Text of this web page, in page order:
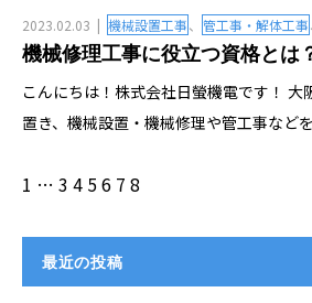
2023.02.03 機械設置工事、 管工事・解体工事
機械修理工事に役立つ資格とは
こんにちは！株式会社日螢機電です！ 大
置き、機械設置・機械修理や管工事など
1 … 3 4 56 7 8
最近の投稿